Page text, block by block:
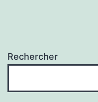
Rechercher